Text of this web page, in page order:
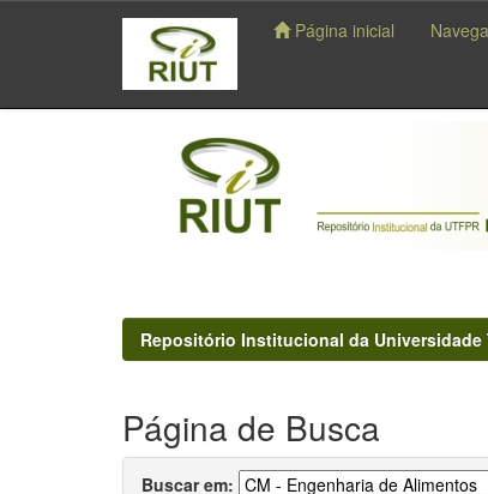
navigation
Página inicial
Repositório Institucional da Universidade
Página de Busca
Buscar em: